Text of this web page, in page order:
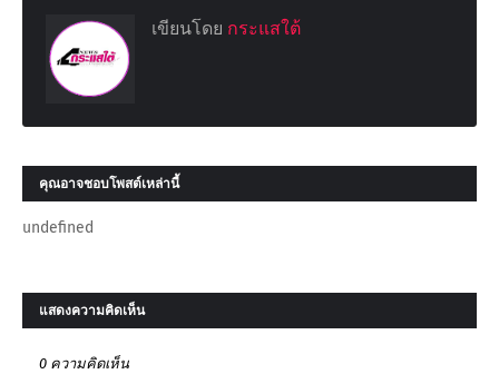
เขียนโดย กระแสใต้
คุณอาจชอบโพสต์เหล่านี้
undefined
แสดงความคิดเห็น
0 ความคิดเห็น